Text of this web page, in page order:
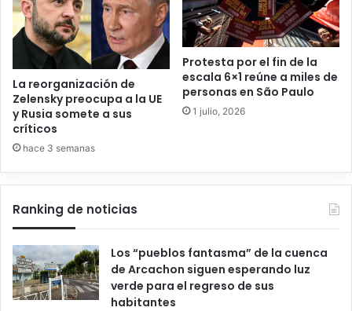
La reorganización de
Zelensky preocupa a la UE
y Rusia somete a sus
críticos
hace 3 semanas
Protesta por el fin de la
escala 6×1 reúne a miles de
personas en São Paulo
1 julio, 2026
Ranking de noticias
Los “pueblos fantasma” de la cuenca
de Arcachon siguen esperando luz
verde para el regreso de sus
habitantes